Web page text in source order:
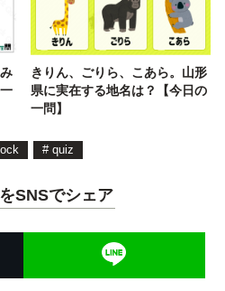
きりん、ごりら、こあら。山形
県に実在する地名は？【今日の
一問】
# quiz
SNSでシェア